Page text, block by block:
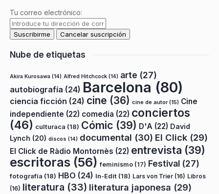
Tu correo electrónico:
Nube de etiquetas
Akira Kurosawa (14) Alfred Hitchcock (14) arte (27)
autobiografía (24) Barcelona (80)
ciencia ficción (24) cine (36) cine de autor(15) Cine
independiente (22) comedia (22) conciertos
(46) culturaca (18) Cómic (39) D'A (22) David
Lynch (20) discos (14) documental (30) El Click (29)
El Click de Ràdio Montornès (22) entrevista (39)
escritoras (56) feminismo (17) Festival (27)
fotografía (18) HBO (24) In-Edit (18) Lars von Trier (16) Libros
(16) literatura (33) literatura japonesa (29)